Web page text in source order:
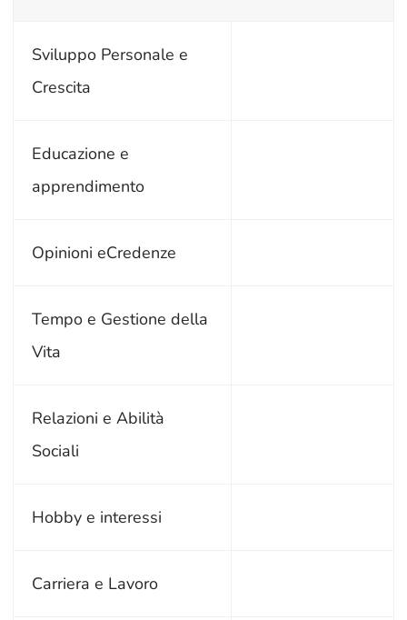
Sviluppo Personale e
Crescita
Educazione e
apprendimento
Opinioni eCredenze
Tempo e Gestione della
Vita
Relazioni e Abilità
Sociali
Hobby e interessi
Carriera e Lavoro